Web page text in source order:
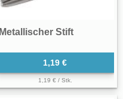
Metallischer Stift
1,19 €
1,19 € / Stk.